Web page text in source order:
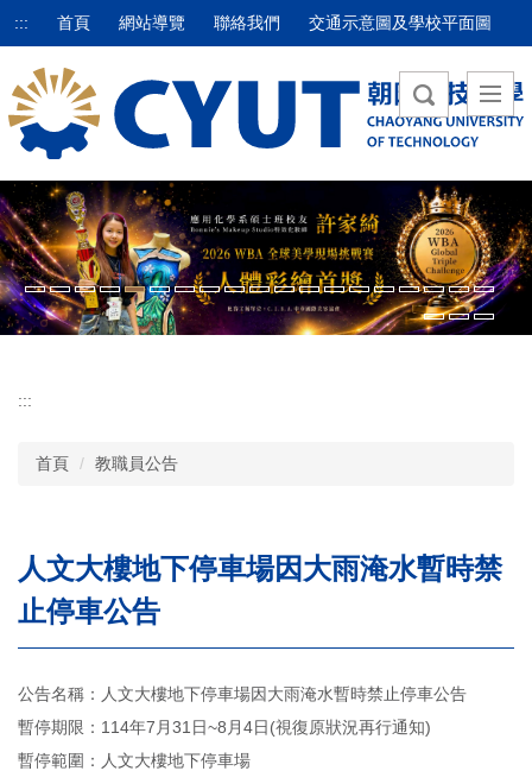
跳
要
內
容
::: 首頁 網站導覽 聯絡我們 交通示意圖及學校平面圖
:::
首頁 教職員公告
人文大樓地下停車場因大雨淹水暫時禁
止停車公告
公告名稱：人文大樓地下停車場因大雨淹水暫時禁止停車公告
暫停期限：114年7月31日~8月4日(視復原狀況再行通知)
暫停範圍：人文大樓地下停車場